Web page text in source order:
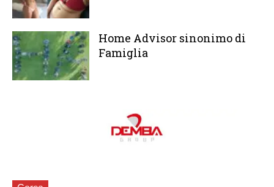
Home Advisor sinonimo di
Famiglia